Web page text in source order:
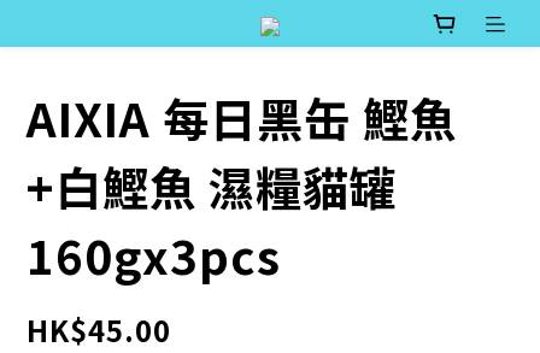
AIXIA 每日黑缶 鰹魚
+白鰹魚 濕糧貓罐
160gx3pcs
HK$45.00